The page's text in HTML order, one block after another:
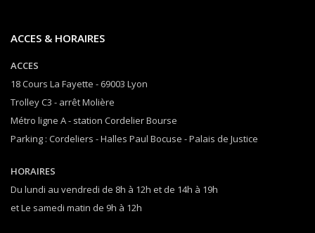
ACCES & HORAIRES
ACCES
18 Cours La Fayette - 69003 Lyon
Trolley C3 - arrêt Molière
Métro ligne A - station Cordelier Bourse
Parking : Cordeliers - Halles Paul Bocuse - Palais de Justice
HORAIRES
Du lundi au vendredi de 8h à 12h et de 14h à 19h
et Le samedi matin de 9h à 12h